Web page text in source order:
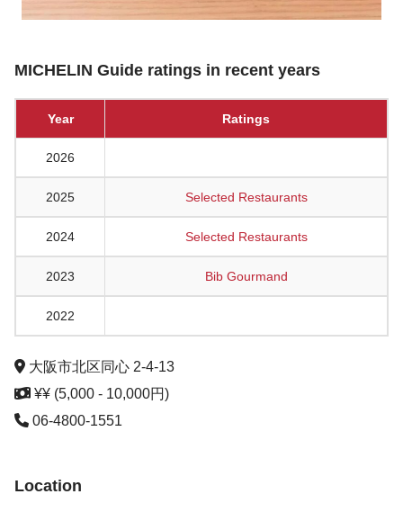
MICHELIN Guide ratings in recent years
Year Ratings
2026
2025 Selected Restaurants
2024 Selected Restaurants
2023 Bib Gourmand
2022
大阪市北区同心 2-4-13
¥¥ (5,000 - 10,000円)
06-4800-1551
Location